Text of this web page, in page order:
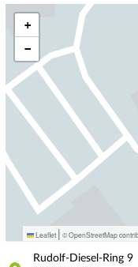
+
−
Leaflet | © OpenStreetMap
Rudolf-Diesel-Ring 9